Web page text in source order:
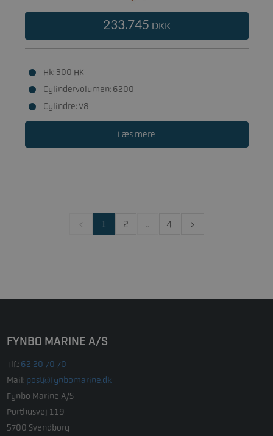
233.745 DKK
Hk: 300 HK
Cylindervolumen: 6200
Cylindre: V8
Læs mere
1 2 .. 4
FYNBO MARINE A/S
Tlf.: 62 20 70 70
Mail: post@fynbomarine.dk
Fynbo Marine A/S
Porthusvej 119
5700 Svendborg